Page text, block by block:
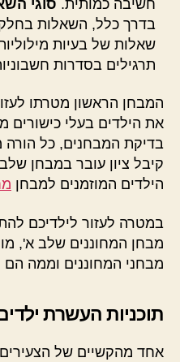
חשיבה כמותית. סוגי
בדרך כלל, השאלות
שאלות של בעיות
תרגילים בסדרות
המבחן הראשון מטרתו
את הילדים בעלי כישורים
בדיקת המבחנים, כל
קיבל ציון עובר במבחן
הילדים המוזמנים למבחן
במטרה לעזור לילדיכם
מבחן המחוננים שלב א',
מבחני המחוננים וממה הם
תוכניות העשרת
אחד מהקשיים של